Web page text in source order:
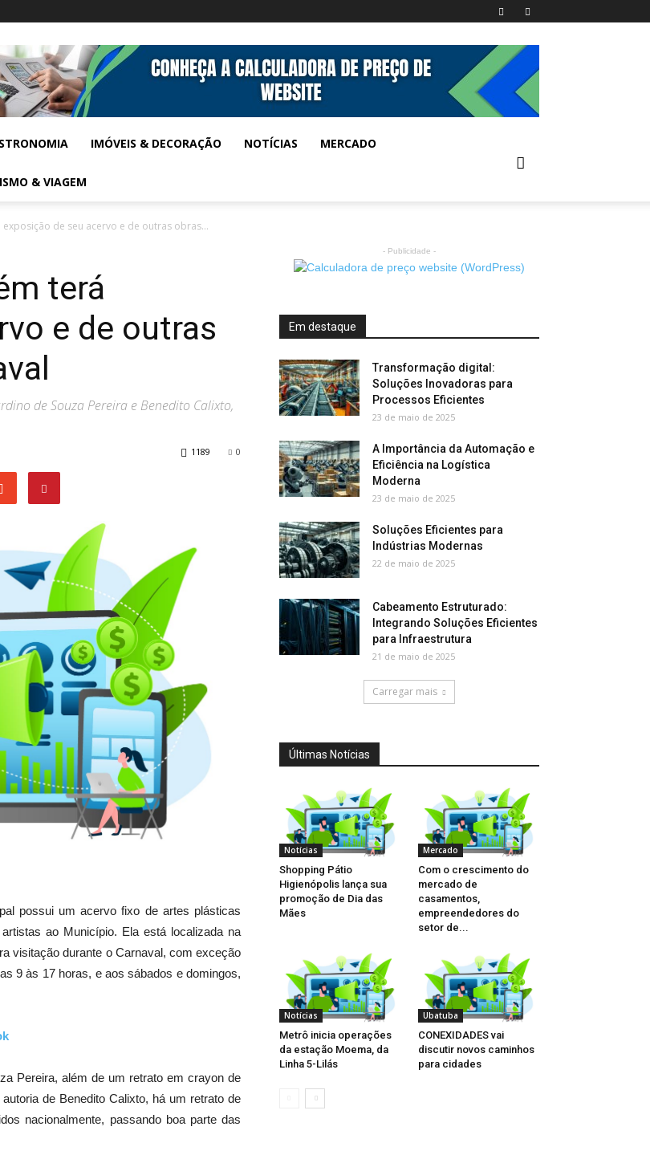
IMÓVEIS & DECORAÇÃO NOTÍCIAS MERCADO
& VIAGEM
de seu acervo e de outras obras...
terá
e de outras
de Souza Pereira e Benedito Calixto,
0
1189
possui um acervo fixo de artes plásticas
ao Município. Ela está localizada na
visitação durante o Carnaval, com exceção
9 às 17 horas, e aos sábados e domingos,
Pereira, além de um retrato em crayon de
de Benedito Calixto, há um retrato de
nacionalmente, passando boa parte das
- Publicidade -
Em destaque
Transformação digital:
Soluções Inovadoras para
Processos Eficientes
23 de maio de 2025
A Importância da Automação e
Eficiência na Logística
Moderna
23 de maio de 2025
Soluções Eficientes para
Indústrias Modernas
22 de maio de 2025
Cabeamento Estruturado:
Integrando Soluções Eficientes
para Infraestrutura
21 de maio de 2025
Carregar mais
Últimas Notícias
Notícias
Shopping Pátio
Higienópolis lança sua
promoção de Dia das
Mães
Mercado
Com o crescimento do
mercado de
casamentos,
empreendedores do
setor de...
Notícias
Metrô inicia operações
da estação Moema, da
Linha 5-Lilás
Ubatuba
CONEXIDADES vai
discutir novos caminhos
para cidades